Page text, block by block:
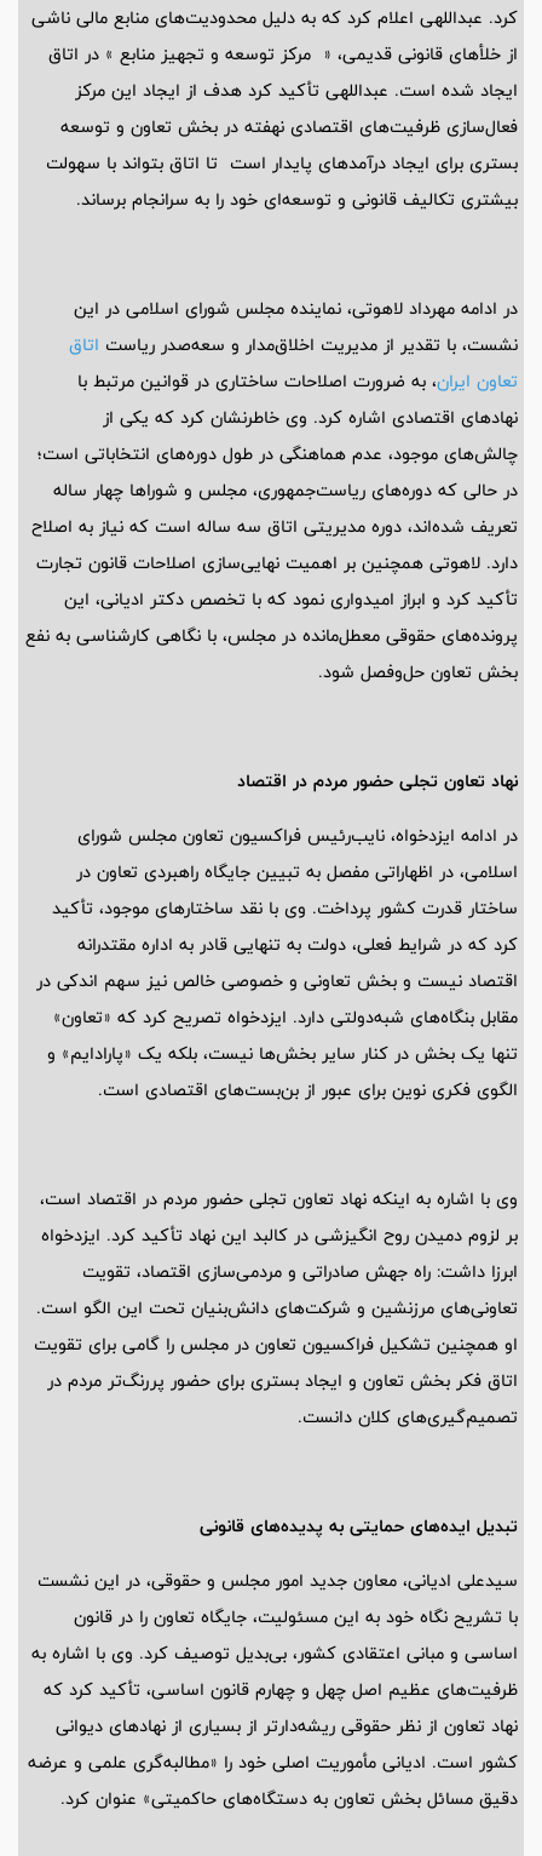
کرد. عبداللهی اعلام کرد که به دلیل محدودیت‌های منابع مالی ناشی
از خلأهای قانونی قدیمی، « مرکز توسعه و تجهیز منابع » در اتاق
ایجاد شده است. عبداللهی تأکید کرد هدف از ایجاد این مرکز
فعال‌سازی ظرفیت‌های اقتصادی نهفته در بخش تعاون و توسعه
بستری برای ایجاد درآمدهای پایدار است تا اتاق بتواند با سهولت
بیشتری تکالیف قانونی و توسعه‌ای خود را به سرانجام برساند.
در ادامه مهرداد لاهوتی، نماینده مجلس شورای اسلامی در این
نشست، با تقدیر از مدیریت اخلاق‌مدار و سعه‌صدر ریاست اتاق
تعاون ایران، به ضرورت اصلاحات ساختاری در قوانین مرتبط با
نهادهای اقتصادی اشاره کرد. وی خاطرنشان کرد که یکی از
چالش‌های موجود، عدم هماهنگی در طول دوره‌های انتخاباتی است؛
در حالی که دوره‌های ریاست‌جمهوری، مجلس و شوراها چهار ساله
تعریف شده‌اند، دوره مدیریتی اتاق سه ساله است که نیاز به اصلاح
دارد. لاهوتی همچنین بر اهمیت نهایی‌سازی اصلاحات قانون تجارت
تأکید کرد و ابراز امیدواری نمود که با تخصص دکتر ادیانی، این
پرونده‌های حقوقی معطل‌مانده در مجلس، با نگاهی کارشناسی به نفع
بخش تعاون حل‌وفصل شود.
نهاد تعاون تجلی حضور مردم در اقتصاد
در ادامه ایزدخواه، نایب‌رئیس فراکسیون تعاون مجلس شورای
اسلامی، در اظهاراتی مفصل به تبیین جایگاه راهبردی تعاون در
ساختار قدرت کشور پرداخت. وی با نقد ساختارهای موجود، تأکید
کرد که در شرایط فعلی، دولت به تنهایی قادر به اداره مقتدرانه
اقتصاد نیست و بخش تعاونی و خصوصی خالص نیز سهم اندکی در
مقابل بنگاه‌های شبه‌دولتی دارد. ایزدخواه تصریح کرد که «تعاون»
تنها یک بخش در کنار سایر بخش‌ها نیست، بلکه یک «پارادایم» و
الگوی فکری نوین برای عبور از بن‌بست‌های اقتصادی است.
وی با اشاره به اینکه نهاد تعاون تجلی حضور مردم در اقتصاد است،
بر لزوم دمیدن روح انگیزشی در کالبد این نهاد تأکید کرد. ایزدخواه
ابرزا داشت: راه جهش صادراتی و مردمی‌سازی اقتصاد، تقویت
تعاونی‌های مرزنشین و شرکت‌های دانش‌بنیان تحت این الگو است.
او همچنین تشکیل فراکسیون تعاون در مجلس را گامی برای تقویت
اتاق فکر بخش تعاون و ایجاد بستری برای حضور پررنگ‌تر مردم در
تصمیم‌گیری‌های کلان دانست.
تبدیل ایده‌های حمایتی به پدیده‌های قانونی
سیدعلی ادیانی، معاون جدید امور مجلس و حقوقی، در این نشست
با تشریح نگاه خود به این مسئولیت، جایگاه تعاون را در قانون
اساسی و مبانی اعتقادی کشور، بی‌بدیل توصیف کرد. وی با اشاره به
ظرفیت‌های عظیم اصل چهل و چهارم قانون اساسی، تأکید کرد که
نهاد تعاون از نظر حقوقی ریشه‌دارتر از بسیاری از نهادهای دیوانی
کشور است. ادیانی مأموریت اصلی خود را «مطالبه‌گری علمی و عرضه
دقیق مسائل بخش تعاون به دستگاه‌های حاکمیتی» عنوان کرد.